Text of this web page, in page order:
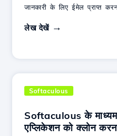
जानकारी के लिए ईमेल प्राप्त
लेख देखें
Softaculous
Softaculous के
एप्लिकेशन को क्लोन